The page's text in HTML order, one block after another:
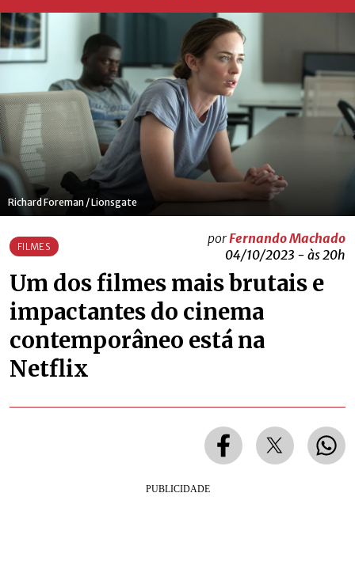
Richard Foreman / Lionsgate
FILMES
porFernando Machado
04/10/2023 - às 20h
Um dos filmes mais brutais e
impactantes do cinema
contemporâneo está na
Netflix